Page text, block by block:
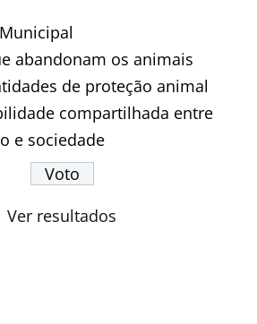
abandonam os animais
de proteção animal
compartilhada entre
e sociedade
Ver resultados